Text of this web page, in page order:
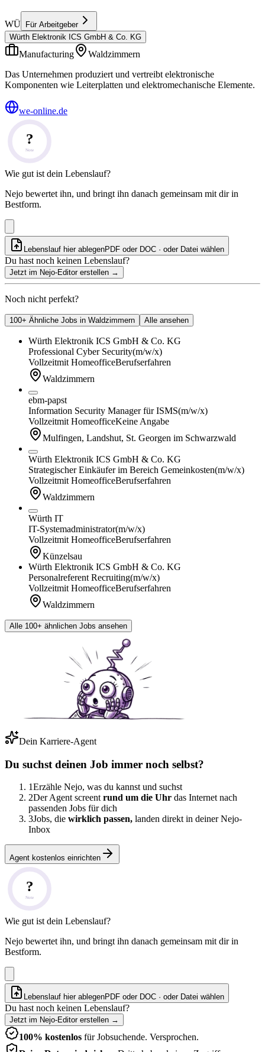
WÜ
Für Arbeitgeber
Würth Elektronik ICS GmbH & Co. KG
Manufacturing
Waldzimmern
Das Unternehmen produziert und vertreibt elektronische
Komponenten wie Leiterplatten und elektromechanische Elemente.
we-online.de
?
Note
Wie gut ist dein Lebenslauf?
Nejo bewertet ihn, und bringt ihn danach gemeinsam mit dir in
Bestform.
Lebenslauf hier ablegenPDF oder DOC · oder Datei wählen
Du hast noch keinen Lebenslauf?
Jetzt im Nejo-Editor erstellen →
Noch nicht perfekt?
100+ Ähnliche Jobs in Waldzimmern Alle ansehen
Würth Elektronik ICS GmbH & Co. KG
Professional Cyber Security(m/w/x)
Vollzeitmit HomeofficeBerufserfahren
Waldzimmern
ebm-papst
Information Security Manager für ISMS(m/w/x)
Vollzeitmit HomeofficeKeine Angabe
Mulfingen, Landshut, St. Georgen im Schwarzwald
Würth Elektronik ICS GmbH & Co. KG
Strategischer Einkäufer im Bereich Gemeinkosten(m/w/x)
Vollzeitmit HomeofficeBerufserfahren
Waldzimmern
Würth IT
IT-Systemadministrator(m/w/x)
Vollzeitmit HomeofficeBerufserfahren
Künzelsau
Würth Elektronik ICS GmbH & Co. KG
Personalreferent Recruiting(m/w/x)
Vollzeitmit HomeofficeBerufserfahren
Waldzimmern
Alle 100+ ähnlichen Jobs ansehen
Dein Karriere-Agent
Du suchst deinen Job immer noch selbst?
1Erzähle Nejo, was du kannst und suchst
2Der Agent screent rund um die Uhr das Internet nach
passenden Jobs für dich
3Jobs, die wirklich passen, landen direkt in deiner Nejo-
Inbox
Agent kostenlos einrichten
?
Note
Wie gut ist dein Lebenslauf?
Nejo bewertet ihn, und bringt ihn danach gemeinsam mit dir in
Bestform.
Lebenslauf hier ablegenPDF oder DOC · oder Datei wählen
Du hast noch keinen Lebenslauf?
Jetzt im Nejo-Editor erstellen →
100% kostenlos für Jobsuchende. Versprochen.